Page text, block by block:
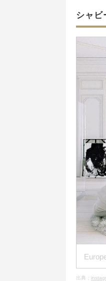
シャビ
出典：